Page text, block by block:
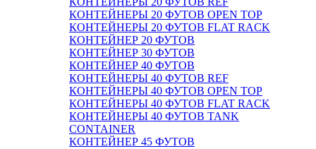
КОНТЕЙНЕРЫ 20 ФУТОВ OPEN TOP
КОНТЕЙНЕРЫ 20 ФУТОВ FLAT RACK
КОНТЕЙНЕР 20 ФУТОВ
КОНТЕЙНЕР 30 ФУТОВ
КОНТЕЙНЕР 40 ФУТОВ
КОНТЕЙНЕРЫ 40 ФУТОВ REF
КОНТЕЙНЕРЫ 40 ФУТОВ OPEN TOP
КОНТЕЙНЕРЫ 40 ФУТОВ FLAT RACK
КОНТЕЙНЕРЫ 40 ФУТОВ TANK
CONTAINER
КОНТЕЙНЕР 45 ФУТОВ